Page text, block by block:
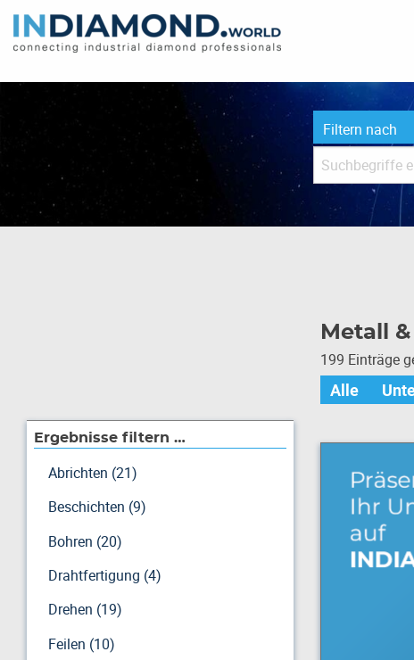
Filtern nach
Metall
199 Einträge
Alle
Ergebnisse filtern …
Abrichten (21)
Beschichten (9)
Bohren (20)
Drahtfertigung (4)
Drehen (19)
Feilen (10)